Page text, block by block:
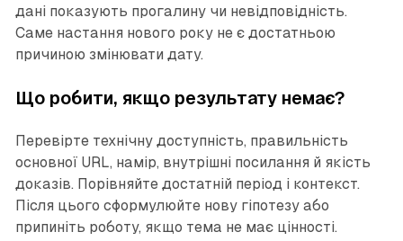
дані показують прогалину чи невідповідність.
Саме настання нового року не є достатньою
причиною змінювати дату.
Що робити, якщо результату немає?
Перевірте технічну доступність, правильність
основної URL, намір, внутрішні посилання й якість
доказів. Порівняйте достатній період і контекст.
Після цього сформулюйте нову гіпотезу або
припиніть роботу, якщо тема не має цінності.